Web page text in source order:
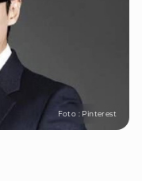
Foto : Pinterest